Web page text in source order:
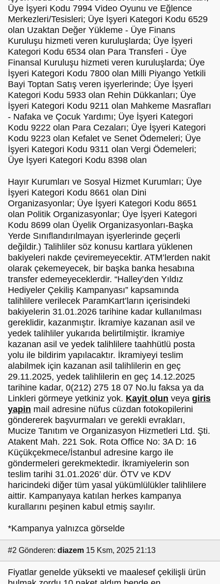
Üye İşyeri Kodu 7994 Video Oyunu ve Eğlence
Merkezleri/Tesisleri; Üye İşyeri Kategori Kodu 6529
olan Uzaktan Değer Yükleme - Üye Finans
Kuruluşu hizmeti veren kuruluşlarda; Üye İşyeri
Kategori Kodu 6534 olan Para Transferi - Üye
Finansal Kuruluşu hizmeti veren kuruluşlarda; Üye
İşyeri Kategori Kodu 7800 olan Milli Piyango Yetkili
Bayi Toptan Satış veren işyerlerinde; Üye İşyeri
Kategori Kodu 5933 olan Rehin Dükkanları; Üye
İşyeri Kategori Kodu 9211 olan Mahkeme Masrafları
- Nafaka ve Çocuk Yardımı; Üye İşyeri Kategori
Kodu 9222 olan Para Cezaları; Üye İşyeri Kategori
Kodu 9223 olan Kefalet ve Senet Ödemeleri; Üye
İşyeri Kategori Kodu 9311 olan Vergi Ödemeleri;
Üye İşyeri Kategori Kodu 8398 olan
Hayır Kurumları ve Sosyal Hizmet Kurumları; Üye
İşyeri Kategori Kodu 8661 olan Dini
Organizasyonlar; Üye İşyeri Kategori Kodu 8651
olan Politik Organizasyonlar; Üye İşyeri Kategori
Kodu 8699 olan Üyelik Organizasyonları-Başka
Yerde Sınıflandırılmayan işyerlerinde geçerli
değildir.) Talihliler söz konusu kartlara yüklenen
bakiyeleri nakde çeviremeyecektir. ATM’lerden nakit
olarak çekemeyecek, bir başka banka hesabına
transfer edemeyeceklerdir. “Halley’den Yıldız
Hediyeler Çekiliş Kampanyası” kapsamında
talihlilere verilecek ParamKart’ların içerisindeki
bakiyelerin 31.01.2026 tarihine kadar kullanılması
gereklidir, kazanmıştır. İkramiye kazanan asil ve
yedek talihliler yukarıda belirtilmiştir. İkramiye
kazanan asil ve yedek talihlilere taahhütlü posta
yolu ile bildirim yapılacaktır. İkramiyeyi teslim
alabilmek için kazanan asil talihlilerin en geç
29.11.2025, yedek talihlilerin en geç 14.12.2025
tarihine kadar, 0(212) 275 18 07 No.lu faksa ya da
Linkleri görmeye yetkiniz yok. Kayit olun veya giris
yapin mail adresine nüfus cüzdan fotokopilerini
göndererek başvurmaları ve gerekli evrakları,
Mucize Tanıtım ve Organizasyon Hizmetleri Ltd. Şti.
Atakent Mah. 221 Sok. Rota Office No: 3A D: 16
Küçükçekmece/İstanbul adresine kargo ile
göndermeleri gerekmektedir. İkramiyelerin son
teslim tarihi 31.01.2026’ dür. ÖTV ve KDV
haricindeki diğer tüm yasal yükümlülükler talihlilere
aittir. Kampanyaya katılan herkes kampanya
kurallarını peşinen kabul etmiş sayılır.
*Kampanya yalnızca görselde
#2 Gönderen: diazem 15 Ksm, 2025 21:13
Fiyatlar genelde yüksekti ve maalesef çekilişli ürün